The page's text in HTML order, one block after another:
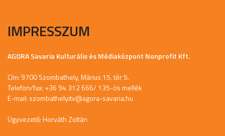
IMPRESSZUM
AGORA Savaria Kulturális és Médiaközpont Nonprofit Kft.
Cím: 9700 Szombathely, Márius 15. tér 5.
Telefon/fax: +36 94 312 666/ 135-ös mellék
E-mail: szombathelyitv@agora-savaria.hu
Ügyvezető: Horváth Zoltán